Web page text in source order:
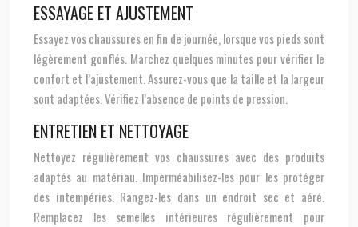
ESSAYAGE ET AJUSTEMENT
Essayez vos chaussures en fin de journée, lorsque vos pieds sont
légèrement gonflés. Marchez quelques minutes pour vérifier le
confort et l’ajustement. Assurez-vous que la taille et la largeur
sont adaptées. Vérifiez l’absence de points de pression.
ENTRETIEN ET NETTOYAGE
Nettoyez régulièrement vos chaussures avec des produits
adaptés au matériau. Imperméabilisez-les pour les protéger
des intempéries. Rangez-les dans un endroit sec et aéré.
Remplacez les semelles intérieures régulièrement pour